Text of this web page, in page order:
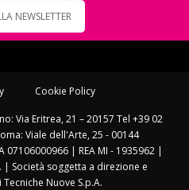
NEWSLETTER
Cookie Policy
Via Eritrea, 21 – 20157 Tel +39 02
Viale dell'Arte, 25 - 00144
07106000966 | REA MI - 1935962 |
| Società soggetta a direzione e
Nuove S.p.A.